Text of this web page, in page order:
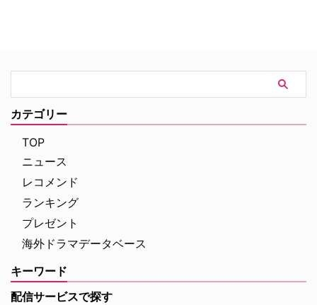
カテゴリー
TOP
ニュース
レコメンド
ランキング
プレゼント
海外ドラマデータベース
キーワード
配信サービスで探す